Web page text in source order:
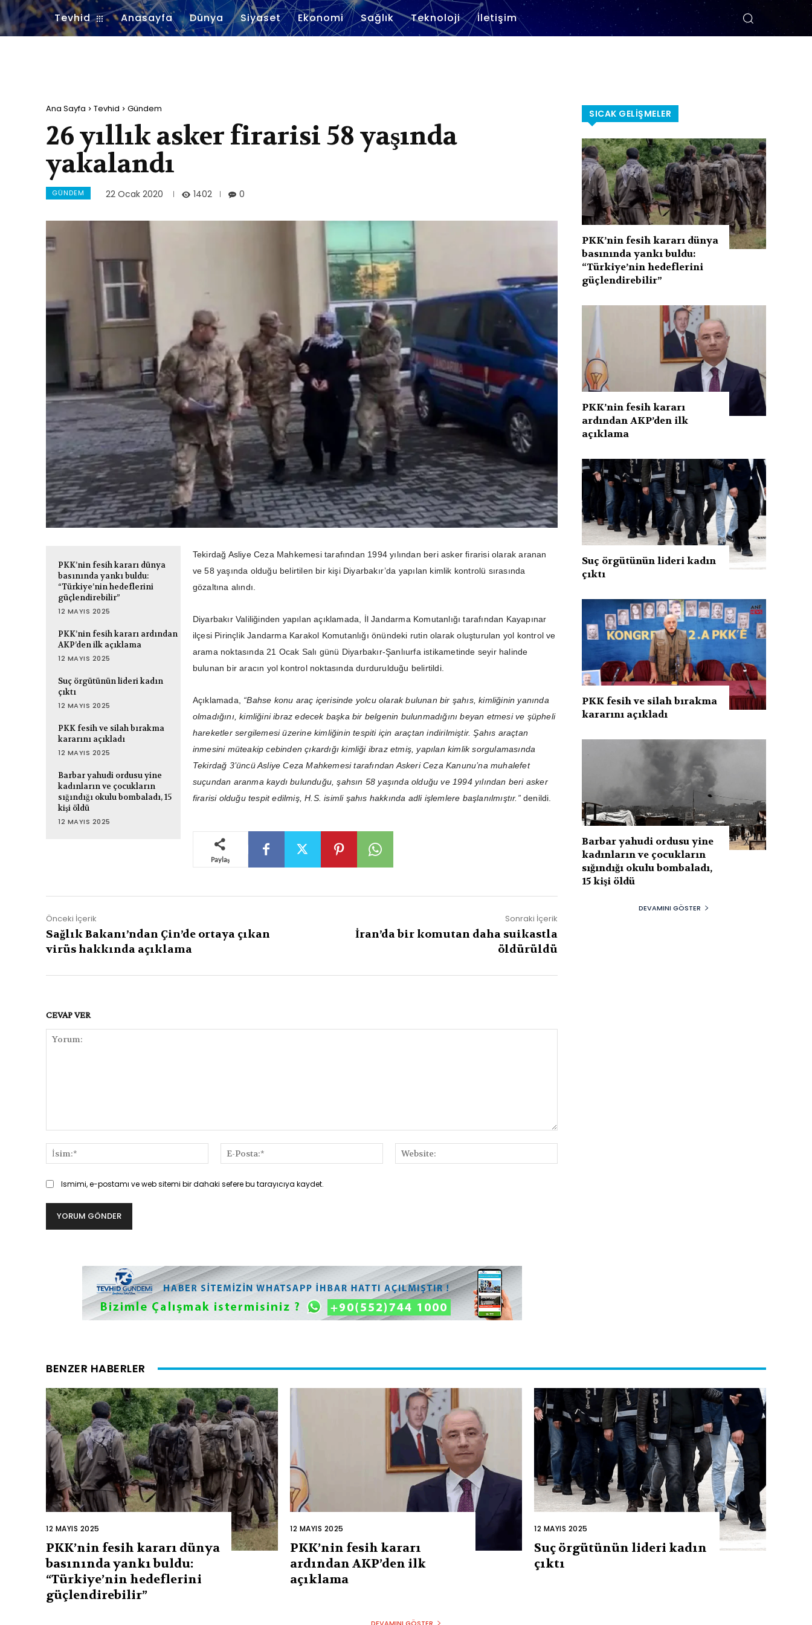
Tevhid Anasayfa Dünya Siyaset Ekonomi Sağlık Teknoloji İletişim
Ana Sayfa Tevhid Gündem
26 yıllık asker firarisi 58 yaşında
yakalandı
GÜNDEM 22 Ocak 2020 1402 0
PKK’nin fesih kararı dünya
basınında yankı buldu:
“Türkiye’nin hedeflerini
güçlendirebilir”
12 MAYIS 2025
PKK’nin fesih kararı ardından
AKP’den ilk açıklama
12 MAYIS 2025
Suç örgütünün lideri kadın
çıktı
12 MAYIS 2025
PKK fesih ve silah bırakma
kararını açıkladı
12 MAYIS 2025
Barbar yahudi ordusu yine
kadınların ve çocukların
sığındığı okulu bombaladı, 15
kişi öldü
12 MAYIS 2025
Tekirdağ Asliye Ceza Mahkemesi tarafından 1994 yılından beri asker firarisi olarak aranan
ve 58 yaşında olduğu belirtilen bir kişi Diyarbakır’da yapılan kimlik kontrolü sırasında
gözaltına alındı.
Diyarbakır Valiliğinden yapılan açıklamada, İl Jandarma Komutanlığı tarafından Kayapınar
ilçesi Pirinçlik Jandarma Karakol Komutanlığı önündeki rutin olarak oluşturulan yol kontrol ve
arama noktasında 21 Ocak Salı günü Diyarbakır-Şanlıurfa istikametinde seyir halinde
bulunan bir aracın yol kontrol noktasında durdurulduğu belirtildi.
Açıklamada, “Bahse konu araç içerisinde yolcu olarak bulunan bir şahıs, kimliğinin yanında
olmadığını, kimliğini ibraz edecek başka bir belgenin bulunmadığını beyan etmesi ve şüpheli
hareketler sergilemesi üzerine kimliğinin tespiti için araçtan indirilmiştir. Şahıs araçtan
inmesini müteakip cebinden çıkardığı kimliği ibraz etmiş, yapılan kimlik sorgulamasında
Tekirdağ 3’üncü Asliye Ceza Mahkemesi tarafından Askeri Ceza Kanunu’na muhalefet
suçundan aranma kaydı bulunduğu, şahsın 58 yaşında olduğu ve 1994 yılından beri asker
firarisi olduğu tespit edilmiş, H.S. isimli şahıs hakkında adli işlemlere başlanılmıştır.”denildi.
Paylaş
Önceki İçerik
Sağlık Bakanı’ndan Çin’de ortaya çıkan
virüs hakkında açıklama
Sonraki İçerik
İran’da bir komutan daha suikastla
öldürüldü
CEVAP VER
İsim:*
Posta:*
Ismimi, e-postamı ve web sitemi bir dahaki sefere bu tarayıcıya kaydet.
SICAK GELIŞMELER
PKK’nin fesih kararı dünya
basınında yankı buldu:
“Türkiye’nin hedeflerini
güçlendirebilir”
PKK’nin fesih kararı
ardından AKP’den ilk
açıklama
Suç örgütünün lideri kadın
çıktı
PKK fesih ve silah bırakma
kararını açıkladı
Barbar yahudi ordusu yine
kadınların ve çocukların
sığındığı okulu bombaladı,
15 kişi öldü
DEVAMINI GÖSTER
BENZER HABERLER
12 MAYIS 2025
PKK’nin fesih kararı dünya
basınında yankı buldu:
“Türkiye’nin hedeflerini
güçlendirebilir”
12 MAYIS 2025
PKK’nin fesih kararı
ardından AKP’den ilk
açıklama
12 MAYIS 2025
Suç örgütünün lideri kadın
çıktı
DEVAMINI GÖSTER